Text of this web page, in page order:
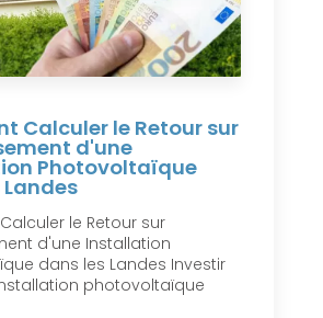
Calculer le Retour sur
d'une
Photovoltaïque
le Retour sur
d'une Installation
dans les Landes Investir
photovoltaïque